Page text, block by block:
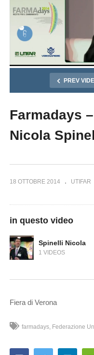
PREV
Farmadays
Nicola
18 OTTOBRE 2014 UTIFAR
in questo video
Spinelli Nicola
1 VIDEOS
Fiera di Verona
farmadays Federazione